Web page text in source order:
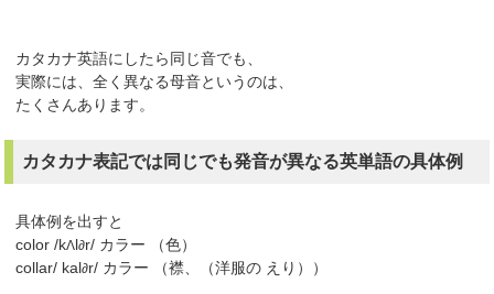
カタカナ英語にしたら同じ音でも、
実際には、全く異なる母音というのは、
たくさんあります。
カタカナ表記では同じでも発音が異なる英単語の具体例
具体例を出すと
color /kΛl∂r/ カラー （色）
collar/ kal∂r/ カラー （襟、（洋服の えり））